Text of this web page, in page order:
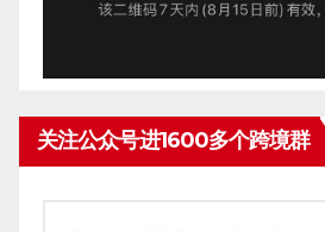
关注公众号进1600多个跨境群